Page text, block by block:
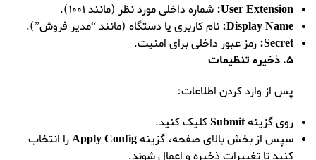
User Extension: شماره داخلی مورد نظر (مانند 1001).
Display Name: نام کاربری یا دستگاه (مانند “مدیر فروش”).
Secret: رمز عبور داخلی برای امنیت.
5. ذخیره تنظیمات
پس از وارد کردن اطلاعات:
روی گزینهSubmitکلیک کنید.
سپس از بخش بالای صفحه، گزینهApply Configرا انتخاب
کنید تا تغییرات ذخیره و اعمال شوند.